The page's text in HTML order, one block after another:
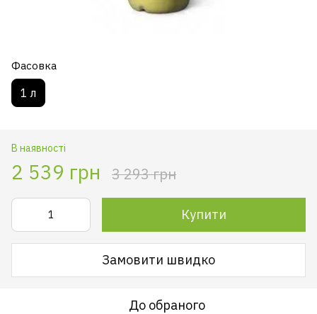
Фасовка
1 л
В наявності
2 539 грн 3 293 грн
Купити
Замовити швидко
До обраного